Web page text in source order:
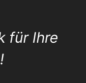
für Ihre